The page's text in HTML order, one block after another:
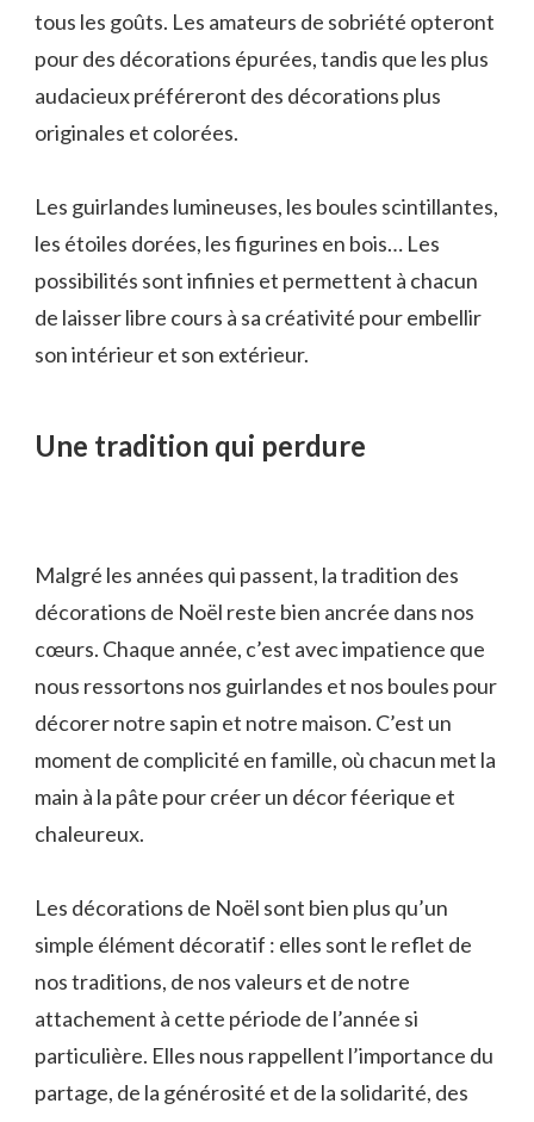
tous les goûts. Les amateurs de sobriété opteront
pour des décorations épurées, tandis que les plus
audacieux préféreront des décorations plus
originales et colorées.
Les guirlandes lumineuses, les boules scintillantes,
les étoiles dorées, les figurines en bois… Les
possibilités sont infinies et permettent à chacun
de laisser libre cours à sa créativité pour embellir
son intérieur et son extérieur.
Une tradition qui perdure
Malgré les années qui passent, la tradition des
décorations de Noël reste bien ancrée dans nos
cœurs. Chaque année, c’est avec impatience que
nous ressortons nos guirlandes et nos boules pour
décorer notre sapin et notre maison. C’est un
moment de complicité en famille, où chacun met la
main à la pâte pour créer un décor féerique et
chaleureux.
Les décorations de Noël sont bien plus qu’un
simple élément décoratif : elles sont le reflet de
nos traditions, de nos valeurs et de notre
attachement à cette période de l’année si
particulière. Elles nous rappellent l’importance du
partage, de la générosité et de la solidarité, des